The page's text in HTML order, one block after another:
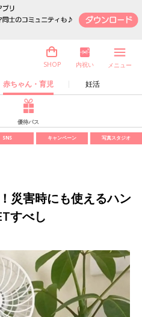
赤ちゃん・育児 妊活
SHOP 内祝い メニュー
優待パス
SNS キャンペーン 写真スタジオ
災害時にも使えるハン
すべし